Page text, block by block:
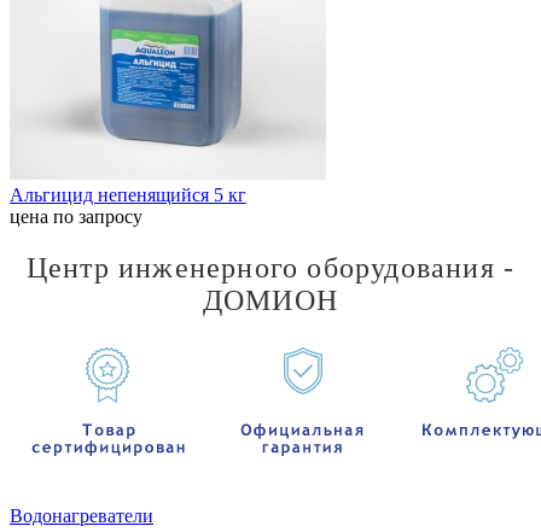
Альгицид непенящийся 5 кг
цена по запросу
Центр инженерного оборудования -
ДОМИОН
Водонагреватели